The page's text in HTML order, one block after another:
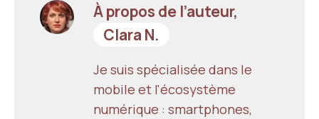
À propos de l’auteur,
Clara N.
Je suis spécialisée dans le
mobile et l'écosystème
numérique : smartphones,